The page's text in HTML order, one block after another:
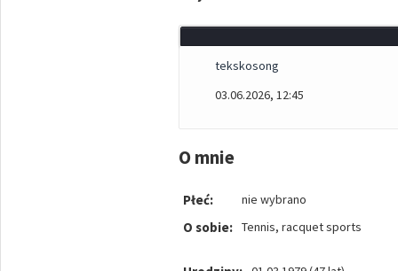
tekskosong
03.06.2026, 12:45
O mnie
Płeć: nie wybrano
O sobie: Tennis, racquet sports